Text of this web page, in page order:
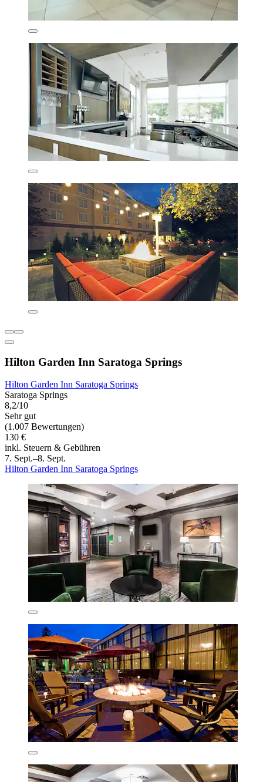
Hilton Garden Inn Saratoga Springs
Hilton Garden Inn Saratoga Springs
Saratoga Springs
8,2/10
Sehr gut
(1.007 Bewertungen)
130 €
inkl. Steuern & Gebühren
7. Sept.–8. Sept.
Hilton Garden Inn Saratoga Springs